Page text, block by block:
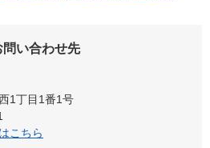
い合わせ先
1丁目1番1号
こちら